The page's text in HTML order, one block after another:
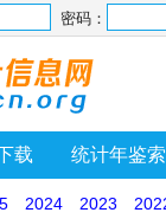
密码：
载 统计年鉴索
2024 2023